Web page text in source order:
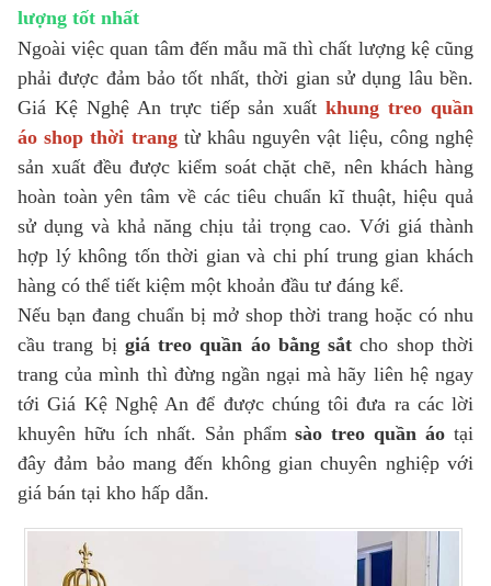
lượng tốt nhất
Ngoài việc quan tâm đến mẫu mã thì chất lượng kệ cũng
phải được đảm bảo tốt nhất, thời gian sử dụng lâu bền.
Giá Kệ Nghệ An trực tiếp sản xuấtkhung treo quần
áo shop thời trang từ khâu nguyên vật liệu, công nghệ
sản xuất đều được kiểm soát chặt chẽ, nên khách hàng
hoàn toàn yên tâm về các tiêu chuẩn kĩ thuật, hiệu quả
sử dụng và khả năng chịu tải trọng cao. Với giá thành
hợp lý không tốn thời gian và chi phí trung gian khách
hàng có thể tiết kiệm một khoản đầu tư đáng kể.
Nếu bạn đang chuẩn bị mở shop thời trang hoặc có nhu
cầu trang bị giá treo quần áo bằng sắtcho shop thời
trang của mình thì đừng ngần ngại mà hãy liên hệ ngay
tới Giá Kệ Nghệ An để được chúng tôi đưa ra các lời
khuyên hữu ích nhất. Sản phẩmsào treo quần áo tại
đây đảm bảo mang đến không gian chuyên nghiệp với
giá bán tại kho hấp dẫn.